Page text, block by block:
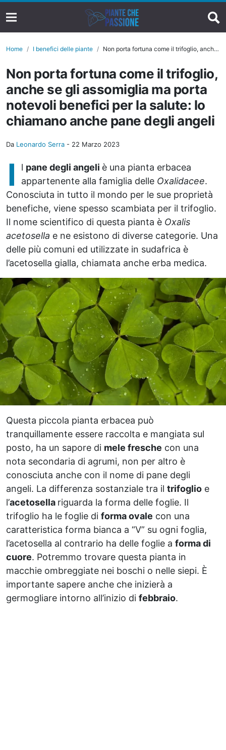
Home I benefici delle piante Non porta fortuna come il trifoglio, anche se gli assomiglia ma porta notevoli benefici per la salute: lo chiamano anche pane degli angeli
Non porta fortuna come il trifoglio,
anche se gli assomiglia ma porta
notevoli benefici per la salute: lo
chiamano anche pane degli angeli
Da Leonardo Serra - 22 Marzo 2023
I l pane degli angeli è una pianta erbacea
appartenente alla famiglia delle Oxalidacee.
Conosciuta in tutto il mondo per le sue proprietà
benefiche, viene spesso scambiata per il trifoglio.
Il nome scientifico di questa pianta è Oxalis
acetosella e ne esistono di diverse categorie. Una
delle più comuni ed utilizzate in sudafrica è
l’acetosella gialla, chiamata anche erba medica.
Questa piccola pianta erbacea può
tranquillamente essere raccolta e mangiata sul
posto, ha un sapore di mele fresche con una
nota secondaria di agrumi, non per altro è
conosciuta anche con il nome di pane degli
angeli. La differenza sostanziale tra il trifoglio e
l’acetosella riguarda la forma delle foglie. Il
trifoglio ha le foglie di forma ovale con una
caratteristica forma bianca a “V” su ogni foglia,
l’acetosella al contrario ha delle foglie a forma di
cuore. Potremmo trovare questa pianta in
macchie ombreggiate nei boschi o nelle siepi. È
importante sapere anche che inizierà a
germogliare intorno all’inizio di febbraio.